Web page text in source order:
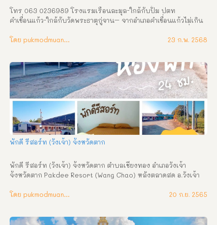
โทร 063 0236989 โรงแรมเรือนละมุล-ใกล้กับปั้ม ปตท
คำเขื่อนแก้ว-ใกล้กับวัดพระธาตุกู่จาน– จากอำเภอคำเขื่อนแก้วไม่เกิน
เดี่ยว ราคา 400บาท/คืน-ห้องเตียงคู่ ราคา 500บาท/คืน พักผ่อน ผ่อน
โดย pukmodmuangthai 23 ก.พ. 2568
พักดี รีสอร์ท (วังเจ้า) จังหวัดตาก
พักดี รีสอร์ท (วังเจ้า) จังหวัดตาก ตำบลเชียงทอง อำเภอวังเจ้า
จังหวัดตาก Pakdee Resort (Wang Chao) หลังตลาดสด อ.วังเจ้า
-5576917 081-8703602 บริการห้อง พักรายวัน / รายเดือน สิ่ง
โดย pukmodmuangthai 20 ก.ย. 2565